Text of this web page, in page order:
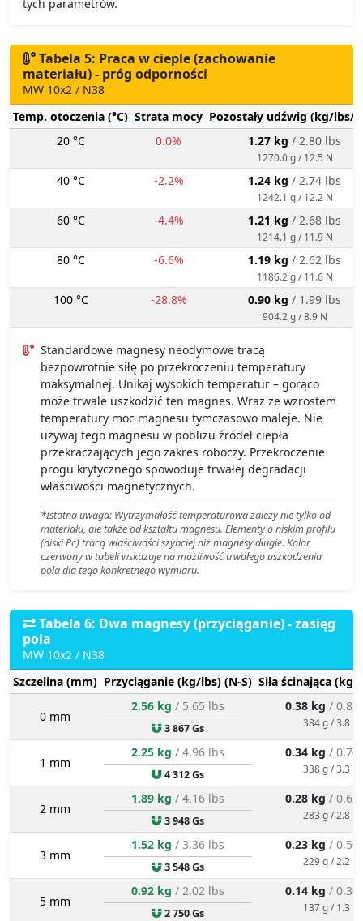
tych parametrów.
Tabela 5: Praca w cieple (zachowanie
materiału) - próg odporności
MW 10x2 / N38
Temp. otoczenia (°C) Strata mocy Pozostały udźwig (kg/lbs/
20 °C
0.0% 1.27 kg / 2.80 lbs
1270.0 g / 12.5 N
40 °C -2.2% 1.24 kg / 2.74 lbs
1242.1 g / 12.2 N
60 °C -4.4% 1.21 kg / 2.68 lbs
1214.1 g / 11.9 N
80 °C -6.6% 1.19 kg / 2.62 lbs
1186.2 g / 11.6 N
100 °C -28.8% 0.90 kg / 1.99 lbs
904.2 g / 8.9 N
Standardowe magnesy neodymowe tracą
bezpowrotnie siłę po przekroczeniu temperatury
maksymalnej. Unikaj wysokich temperatur – gorąco
może trwale uszkodzić ten magnes. Wraz ze wzrostem
temperatury moc magnesu tymczasowo maleje. Nie
używaj tego magnesu w pobliżu źródeł ciepła
przekraczających jego zakres roboczy. Przekroczenie
progu krytycznego spowoduje trwałej degradacji
właściwości magnetycznych.
*Istotna uwaga: Wytrzymałość temperaturowa zależy nie tylko od
materiału, ale także od kształtu magnesu. Elementy o niskim profilu
(niski Pc) tracą właściwości szybciej niż magnesy długie. Kolor
czerwony w tabeli wskazuje na możliwość trwałego uszkodzenia
pola dla tego konkretnego wymiaru.
Tabela 6: Dwa magnesy (przyciąganie) - zasięg
pola
MW 10x2 / N38
Szczelina (mm) Przyciąganie (kg/lbs) (N-S) Siła ścinająca
0 mm
2.56 kg / 5.65 lbs
3 867 Gs
0.38 kg / 0.85
384 g / 3.8 N
1 mm
2.25 kg / 4.96 lbs
4 312 Gs
0.34 kg / 0.74
338 g / 3.3 N
2 mm
1.89 kg / 4.16 lbs
3 948 Gs
0.28 kg / 0.62
283 g / 2.8 N
3 mm
1.52 kg / 3.36 lbs
3 548 Gs
0.23 kg / 0.50
229 g / 2.2 N
5 mm
0.92 kg / 2.02 lbs
2 750 Gs
0.14 kg / 0.30
137 g / 1.3 N